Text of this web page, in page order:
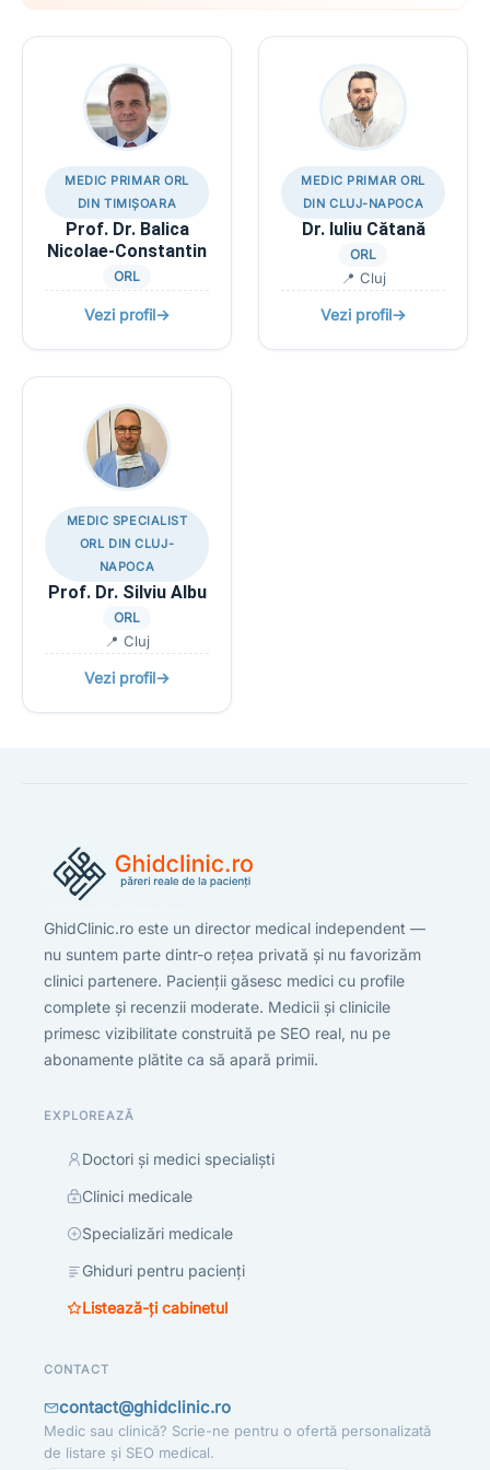
MEDIC PRIMAR ORL
DIN TIMIȘOARA
Prof. Dr. Balica
Nicolae-Constantin
ORL
Vezi profil→
MEDIC PRIMAR ORL
DIN CLUJ-NAPOCA
Dr. Iuliu Cătană
ORL
📍 Cluj
Vezi profil→
MEDIC SPECIALIST
ORL DIN CLUJ-
NAPOCA
Prof. Dr. Silviu Albu
ORL
📍 Cluj
Vezi profil→
GhidClinic.ro este un director medical independent —
nu suntem parte dintr-o rețea privată și nu favorizăm
clinici partenere. Pacienții găsesc medici cu profile
complete și recenzii moderate. Medicii și clinicile
primesc vizibilitate construită pe SEO real, nu pe
abonamente plătite ca să apară primii.
EXPLOREAZĂ
Doctori și medici specialiști
Clinici medicale
Specializări medicale
Ghiduri pentru pacienți
Listează-ți cabinetul
CONTACT
contact@ghidclinic.ro
Medic sau clinică? Scrie-ne pentru o ofertă personalizată
de listare și SEO medical.